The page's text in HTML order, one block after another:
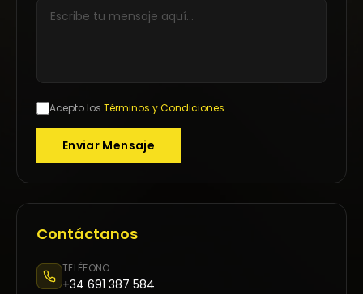
Acepto los Términos y Condiciones
Enviar Mensaje
Contáctanos
TELÉFONO
+34 691 387 584